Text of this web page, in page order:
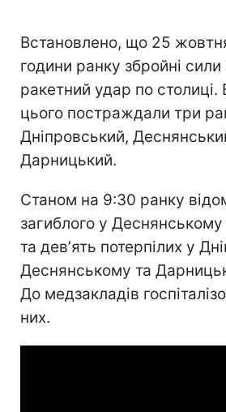
Встановлено, що 25
години ранку збройні
ракетний удар по столиці.
цього постраждали три
Дніпровський,
Дарницький.
Станом на 9:30 ранку
загиблого у Деснянському
та девʼять потерпілих у
Деснянському та
До медзакладів
них.